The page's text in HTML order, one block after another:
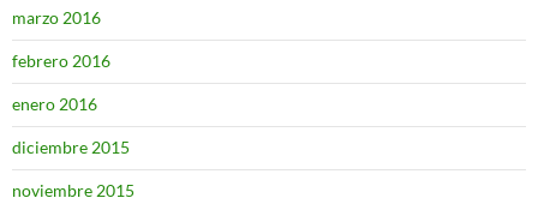
marzo 2016
febrero 2016
enero 2016
diciembre 2015
noviembre 2015